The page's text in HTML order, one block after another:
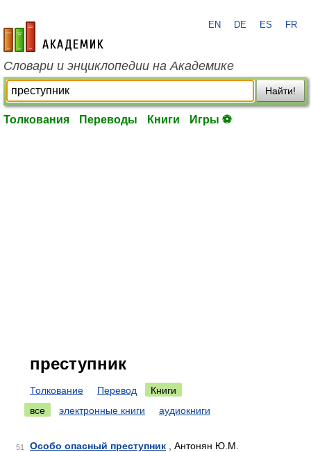
academic.ru
EN DE ES FR
Словари и энциклопедии на Академике
Найти!
Толкования Переводы Книги Игры ⚽
преступник
Толкование Перевод
Книги
все
электронные книги аудиокниги
51 Особо опасный преступник , Антонян Ю.М.